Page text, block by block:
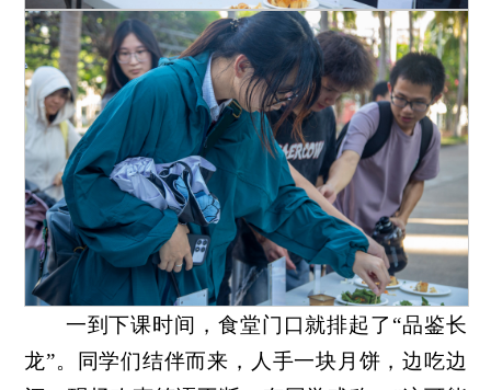
一到下课时间，食堂门口就排起了“品鉴长
龙”。同学们结伴而来，人手一块月饼，边吃边